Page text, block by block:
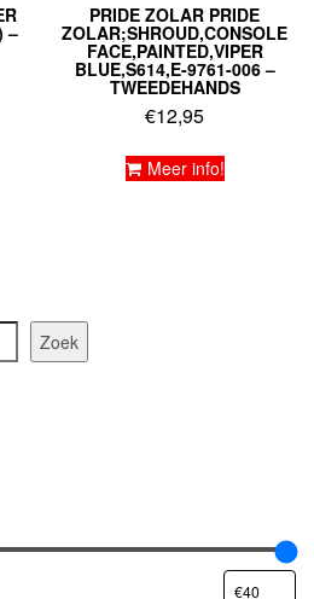
–
PRIDE ZOLAR PRIDE
ZOLAR;SHROUD,CONSOLE
FACE,PAINTED,VIPER
BLUE,S614,E-9761-006 –
TWEEDEHANDS
€12,95
Meer info!
Zoek